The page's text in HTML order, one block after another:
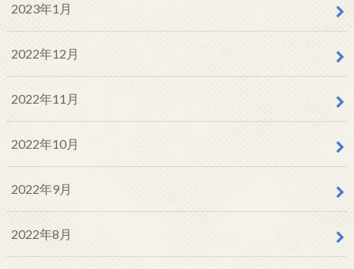
2023年1月
2022年12月
2022年11月
2022年10月
2022年9月
2022年8月